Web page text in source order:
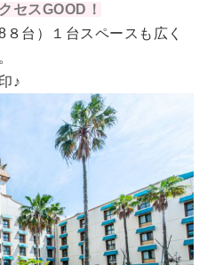
セスGOOD！
台）１台スペースも広く
♪